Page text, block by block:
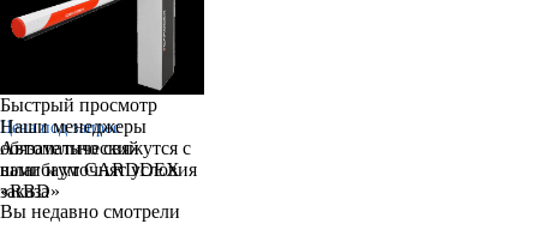
Быстрый просмотр
Наши менеджеры
обязательно свяжутся с
вами и уточнят условия
заказа
Цена под запрос
Автоматический
шлагбаум CARDDEX
«RBD»
Вы недавно смотрели